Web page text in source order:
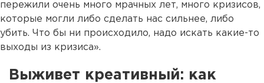
пережили очень много мрачных лет, много кризисов,
которые могли либо сделать нас сильнее, либо
убить. Что бы ни происходило, надо искать какие-то
выходы из кризиса».
Выживет креативный: как